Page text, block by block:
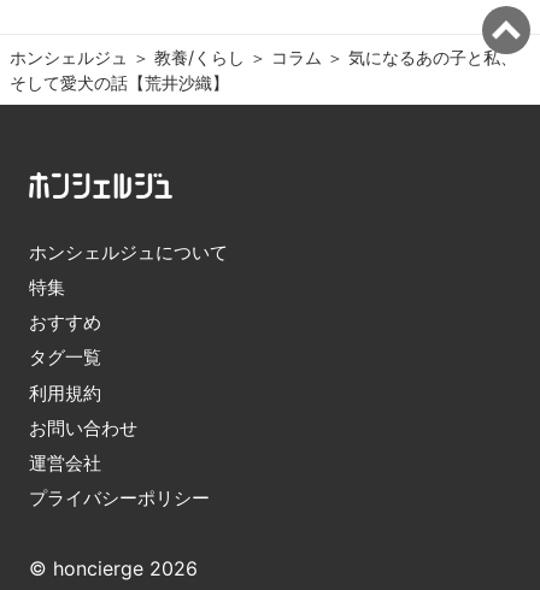
ホンシェルジュ ＞ 教養/くらし ＞ コラム ＞ 気になるあの子と私、
そして愛犬の話【荒井沙織】
ホンシェルジュについて
特集
おすすめ
タグ一覧
利用規約
お問い合わせ
運営会社
プライバシーポリシー
© honcierge 2026